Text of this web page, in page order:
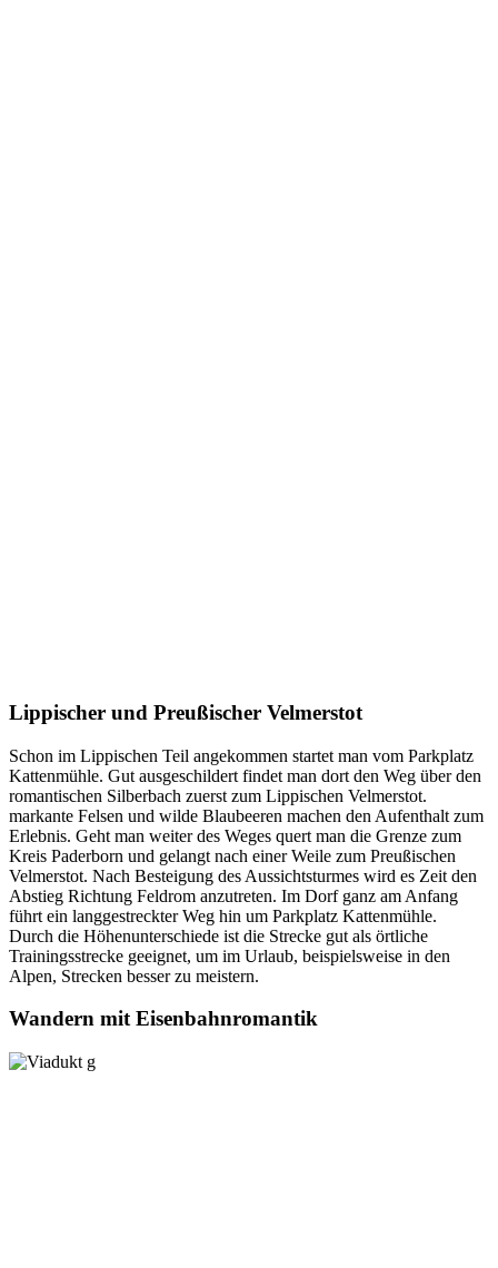
Lippischer und Preußischer Velmerstot
Schon im Lippischen Teil angekommen startet man vom Parkplatz
Kattenmühle. Gut ausgeschildert findet man dort den Weg über den
romantischen Silberbach zuerst zum Lippischen Velmerstot.
markante Felsen und wilde Blaubeeren machen den Aufenthalt zum
Erlebnis. Geht man weiter des Weges quert man die Grenze zum
Kreis Paderborn und gelangt nach einer Weile zum Preußischen
Velmerstot. Nach Besteigung des Aussichtsturmes wird es Zeit den
Abstieg Richtung Feldrom anzutreten. Im Dorf ganz am Anfang
führt ein langgestreckter Weg hin um Parkplatz Kattenmühle.
Durch die Höhenunterschiede ist die Strecke gut als örtliche
Trainingsstrecke geeignet, um im Urlaub, beispielsweise in den
Alpen, Strecken besser zu meistern.
Wandern mit Eisenbahnromantik